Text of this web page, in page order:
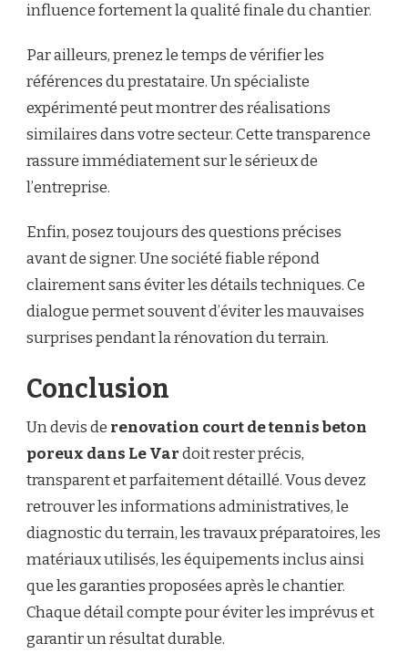
influence fortement la qualité finale du chantier.
Par ailleurs, prenez le temps de vérifier les
références du prestataire. Un spécialiste
expérimenté peut montrer des réalisations
similaires dans votre secteur. Cette transparence
rassure immédiatement sur le sérieux de
l’entreprise.
Enfin, posez toujours des questions précises
avant de signer. Une société fiable répond
clairement sans éviter les détails techniques. Ce
dialogue permet souvent d’éviter les mauvaises
surprises pendant la rénovation du terrain.
Conclusion
Un devis de renovation court de tennis beton
poreux dans Le Vardoit rester précis,
transparent et parfaitement détaillé. Vous devez
retrouver les informations administratives, le
diagnostic du terrain, les travaux préparatoires, les
matériaux utilisés, les équipements inclus ainsi
que les garanties proposées après le chantier.
Chaque détail compte pour éviter les imprévus et
garantir un résultat durable.